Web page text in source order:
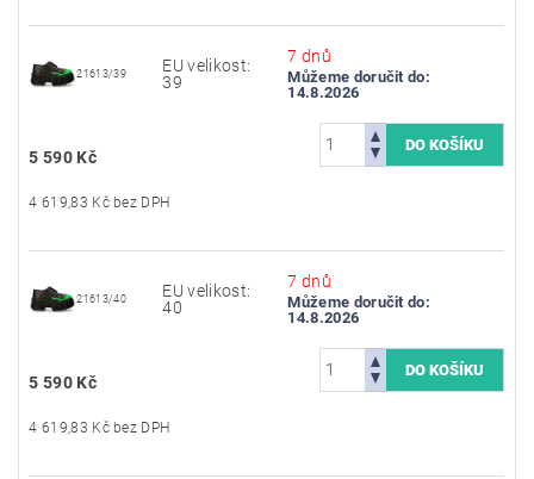
21613/39
EU velikost:
39
7 dnů
Můžeme doručit do:
14.8.2026
5 590 Kč
4 619,83 Kč bez DPH
21613/40
EU velikost:
40
7 dnů
Můžeme doručit do:
14.8.2026
5 590 Kč
4 619,83 Kč bez DPH